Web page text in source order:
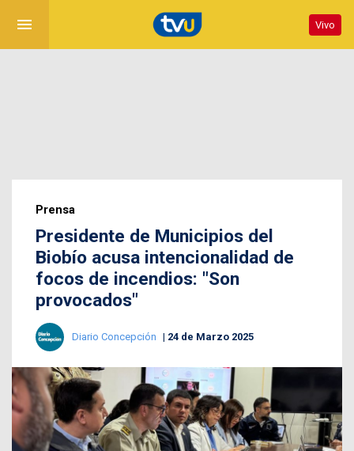
menu Vivo
Prensa
Presidente de Municipios del
Biobío acusa intencionalidad de
focos de incendios: "Son
provocados"
Diario Concepción 24 de Marzo 2025